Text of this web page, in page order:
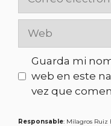
Guarda mi
web en este
vez que
Responsable: Milagros Ruiz